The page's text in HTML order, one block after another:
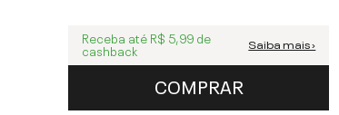
Receba até R$ 5,99 de
cashback Saiba mais ›
COMPRAR